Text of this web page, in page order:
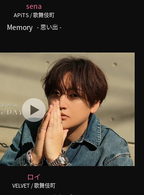
sena
APiTS / 歌舞伎町
Memory - 思い出 -
ロイ
VELVET/ 歌舞伎町